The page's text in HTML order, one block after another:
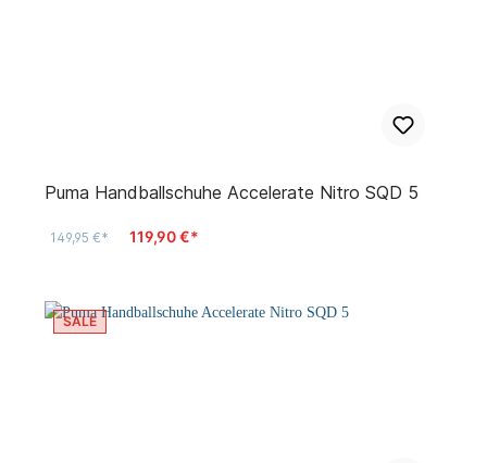
Puma Handballschuhe Accelerate Nitro SQD 5
149,95 €* 119,90 €*
SALE